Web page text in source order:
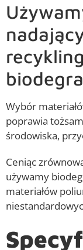
Wybór
poprawia
środowiska,
Ceniąc
używamy
materiałów